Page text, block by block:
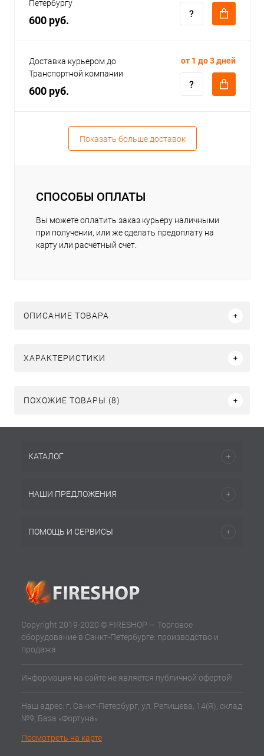
Петербургу
600 руб.
Доставка курьером до
Транспортной компании
600 руб.
от 1 до 3 дней
Показать больше доставок
СПОСОБЫ ОПЛАТЫ
Вы можете оплатить заказ курьеру наличными
при получении, или же сделать предоплату на
карту или расчетный счет.
ОПИСАНИЕ ТОВАРА
ХАРАКТЕРИСТИКИ
ПОХОЖИЕ ТОВАРЫ (8)
КАТАЛОГ
НАШИ ПРЕДЛОЖЕНИЯ
ПОМОЩЬ И СЕРВИСЫ
Copyright 2019-2020 © FIRESHOP — Торговое
оборудование в Санкт-Петербурге: производство и
продажа.
Информация на сайте не является публичной офертой!
Наш адрес: г. Санкт-Петербург, ул. Репищева, 14(Я), склад
№9, База «Фортуна»
Посмотреть на карте